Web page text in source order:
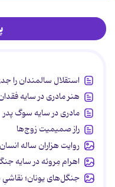
استقلال سالمندان را
هنر مادری در سایه‌
مادری در سایه سوگ پدر
راز صمیمیت زوج‌ها
روایت هزاران ساله
اهرام مِروئه در سایه
جنگل‌های یونان؛